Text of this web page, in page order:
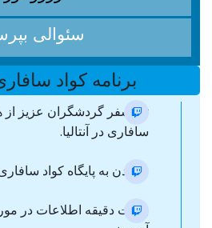
سئوالی
برنامه کواد سافاری
ترانسفر گردشگران عزیز از
سافاری در آنتالیا.
رسیدن به پایگاه کواد
بیست دقیقه اطلاعات در